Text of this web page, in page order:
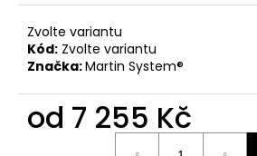
Zvolte variantu
Kód: Zvolte variantu
Značka:Martin System®
od 7 255 Kč
p
o
u
č
u